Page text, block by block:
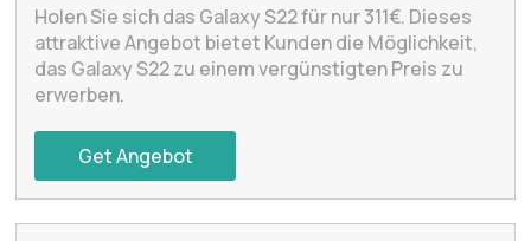
Holen Sie sich das Galaxy S22 für nur 311€. Dieses
attraktive Angebot bietet Kunden die Möglichkeit,
das Galaxy S22 zu einem vergünstigten Preis zu
erwerben.
Get Angebot